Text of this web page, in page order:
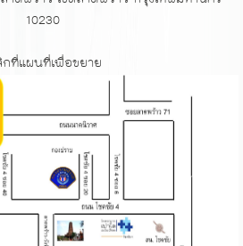
10230
ที่แผนที่เพื่อขยาย